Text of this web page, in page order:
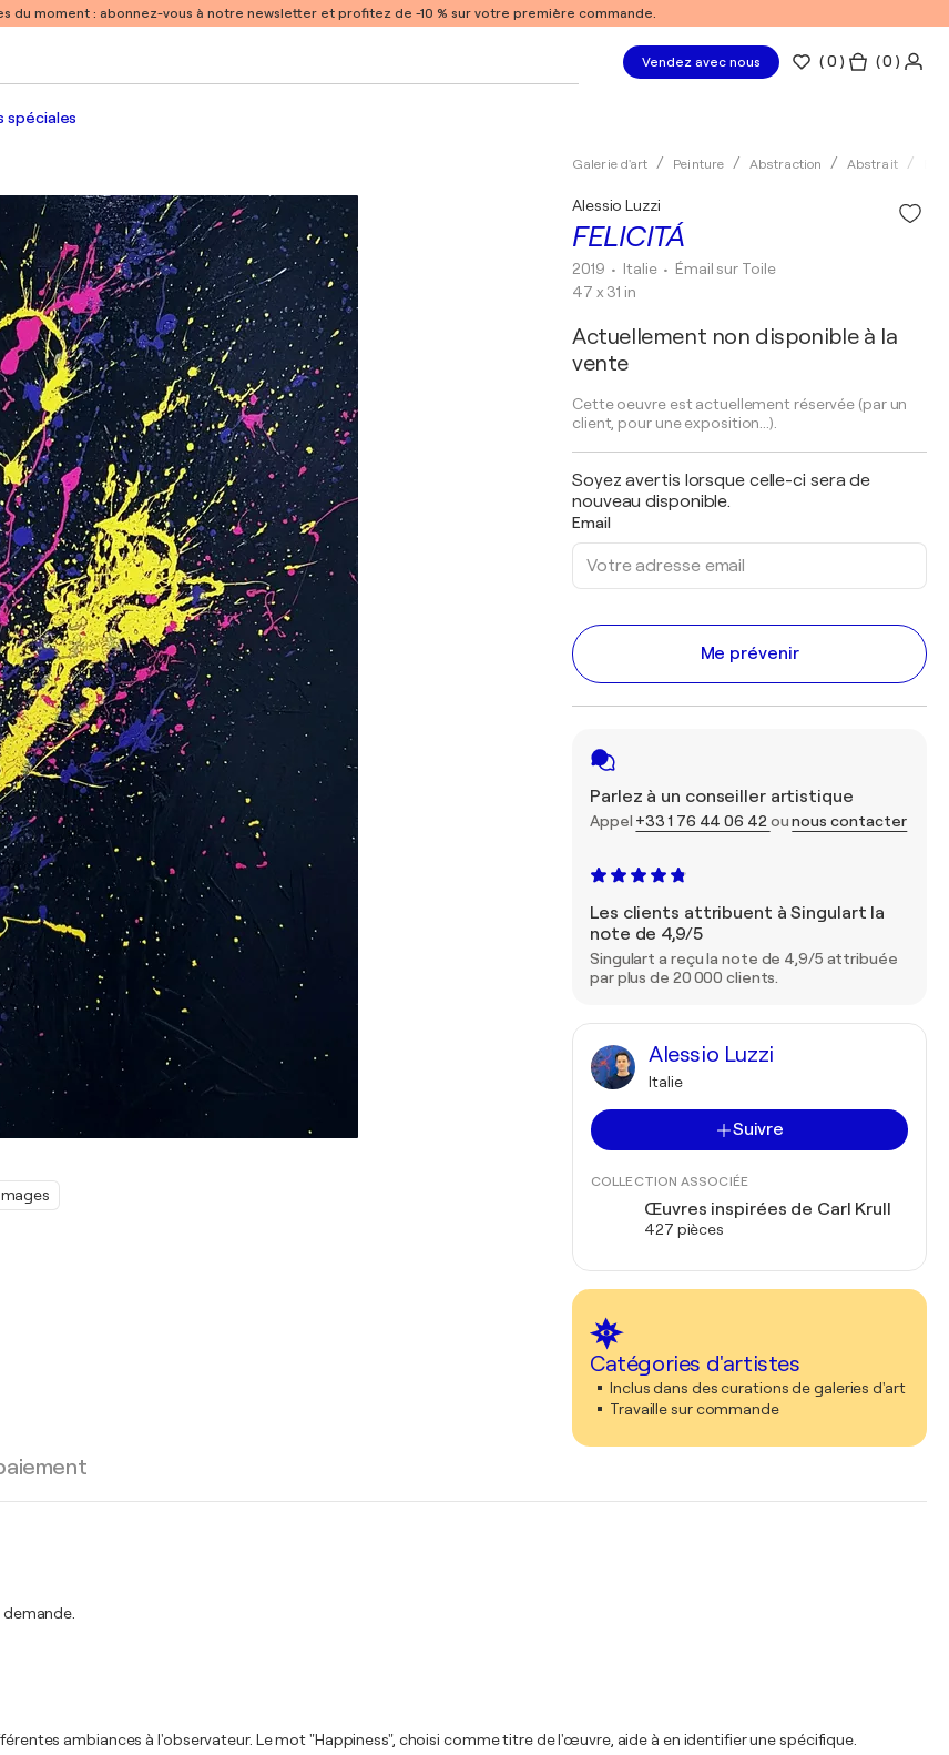
du moment : abonnez-vous à notre newsletter et profitez de -10 % sur votre première commande.
Vendez avec nous (0 ) ( 0 )
spéciales
images
Galerie d'art Peinture Abstraction Abstrait
FELICITÁ
Alessio Luzzi
2019 • Italie • Émail sur Toile
47 x 31 in
Actuellement non disponible à la
vente
Cette oeuvre est actuellement réservée (par un
client, pour une exposition...).
Soyez avertis lorsque celle-ci sera de
nouveau disponible.
Email
Me prévenir
Parlez à un conseiller artistique
Appel +33 1 76 44 06 42 ounous contacter
Les clients attribuent à Singulart la
note de 4,9/5
Singulart a reçu la note de 4,9/5 attribuée
par plus de 20 000 clients.
Alessio Luzzi
Italie
Suivre
COLLECTION ASSOCIÉE
Œuvres inspirées de Carl Krull
427 pièces
Catégories d'artistes
Inclus dans des curations de galeries d'art
Travaille sur commande
ambiances à l'observateur. Le mot "Happiness", choisi comme titre de l'œuvre, aide à en identifier une spécifique.